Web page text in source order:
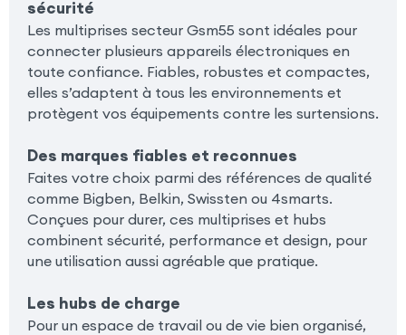
sécurité
Les multiprises secteur Gsm55 sont idéales pour
connecter plusieurs appareils électroniques en
toute confiance. Fiables, robustes et compactes,
elles s’adaptent à tous les environnements et
protègent vos équipements contre les surtensions.
Des marques fiables et reconnues
Faites votre choix parmi des références de qualité
comme Bigben, Belkin, Swissten ou 4smarts.
Conçues pour durer, ces multiprises et hubs
combinent sécurité, performance et design, pour
une utilisation aussi agréable que pratique.
Les hubs de charge
Pour un espace de travail ou de vie bien organisé,